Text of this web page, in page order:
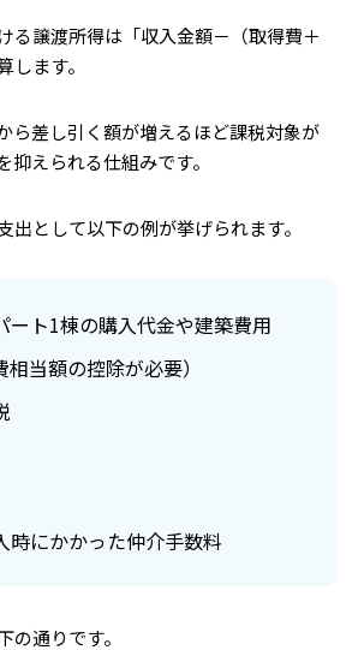
る譲渡所得は「収入金額－（取得費＋
します。
ら差し引く額が増えるほど課税対象が
抑えられる仕組みです。
出として以下の例が挙げられます。
ート1棟の購入代金や建築費用
相当額の控除が必要）
時にかかった仲介手数料
の通りです。